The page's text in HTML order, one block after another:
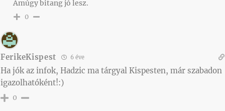
Amúgy bitang jó lesz.
0
FerikeKispest 6 éve
Ha jók az infok, Hadzic ma tárgyal Kispesten, már szabadon
igazolhatóként!:)
0